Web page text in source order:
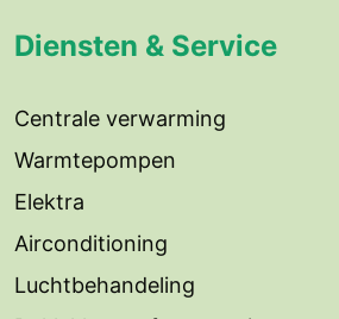
Diensten & Service
Centrale verwarming
Warmtepompen
Elektra
Airconditioning
Luchtbehandeling